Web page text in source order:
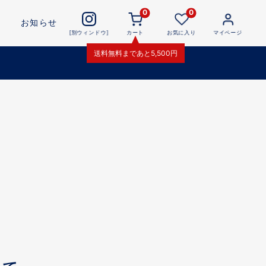
お知らせ
[別ウィンドウ]
0
カート
送料無料まであと 5,500円
0
お気に入り マイページ